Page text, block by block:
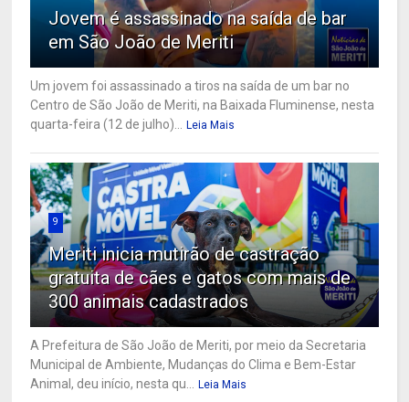
Jovem é assassinado na saída de bar
em São João de Meriti
Um jovem foi assassinado a tiros na saída de um bar no
Centro de São João de Meriti, na Baixada Fluminense, nesta
quarta-feira (12 de julho)... Leia Mais
9
Meriti inicia mutirão de castração
gratuita de cães e gatos com mais de
300 animais cadastrados
A Prefeitura de São João de Meriti, por meio da Secretaria
Municipal de Ambiente, Mudanças do Clima e Bem-Estar
Animal, deu início, nesta qu... Leia Mais